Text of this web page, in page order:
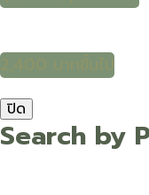
ปิด
Search by